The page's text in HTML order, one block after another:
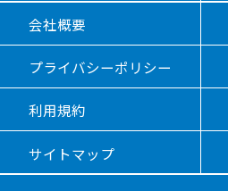
会社概要
プライバシーポリシー
利用規約
サイトマップ